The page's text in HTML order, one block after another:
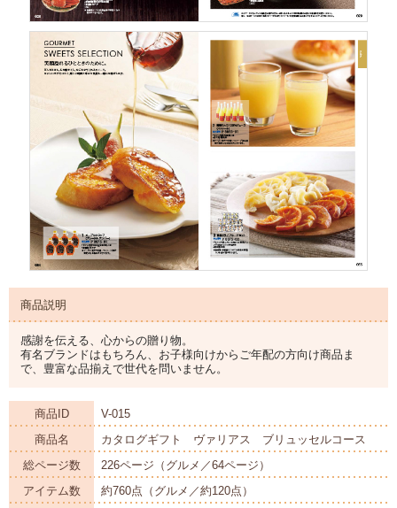
商品説明
感謝を伝える、心からの贈り物。
有名ブランドはもちろん、お子様向けからご年配の方向け商品ま
で、豊富な品揃えで世代を問いません。
商品ID
V-015
商品名
カタログギフト ヴァリアス ブリュッセルコース
総ページ数
226ページ（グルメ／64ページ）
アイテム数
約760点（グルメ／約120点）